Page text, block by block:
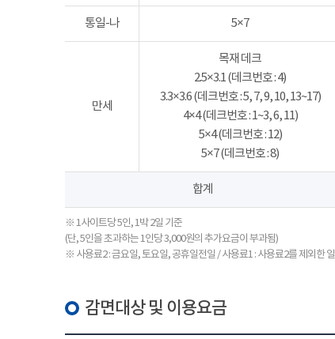
통일-나 5×7
만세
목재 데크
2.5×3.1 (데크번호 : 4)
3.3×3.6 (데크번호 : 5, 7, 9, 10, 13~17)
4×4 (데크번호 : 1~3, 6, 11)
5×4 (데크번호 : 12)
5×7 (데크번호 : 8)
합계
※ 1사이트당 5인, 1박 2일 기준
(단, 5인을 초과하는 1인당 3,000원의 추가요금이 부과됨)
※ 사용료2 : 금요일, 토요일, 공휴일전일 / 사용료1 : 사용료2를 제외한 일
감면대상 및 이용요금